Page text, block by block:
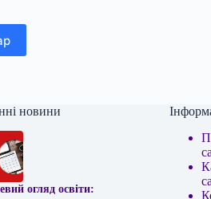
новини
огляд освіти: